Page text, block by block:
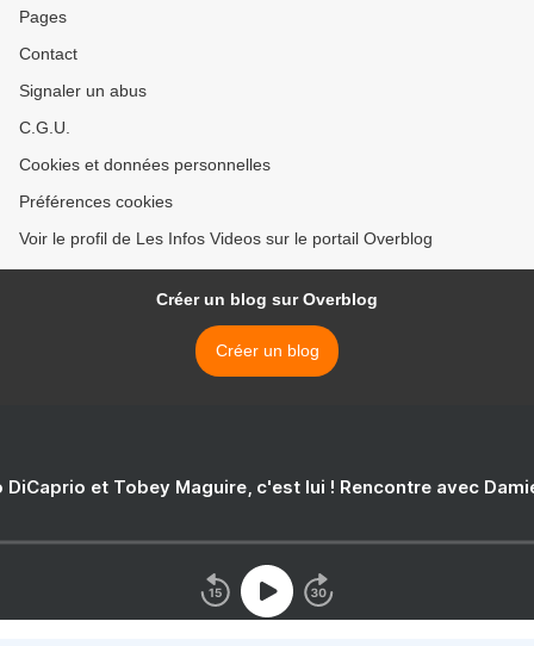
Pages
Contact
Signaler un abus
C.G.U.
Cookies et données personnelles
Préférences cookies
Voir le profil de Les Infos Videos sur le portail Overblog
Créer un blog sur Overblog
Créer un blog
DiCaprio et Tobey Maguire, c'est lui ! Rencontre avec